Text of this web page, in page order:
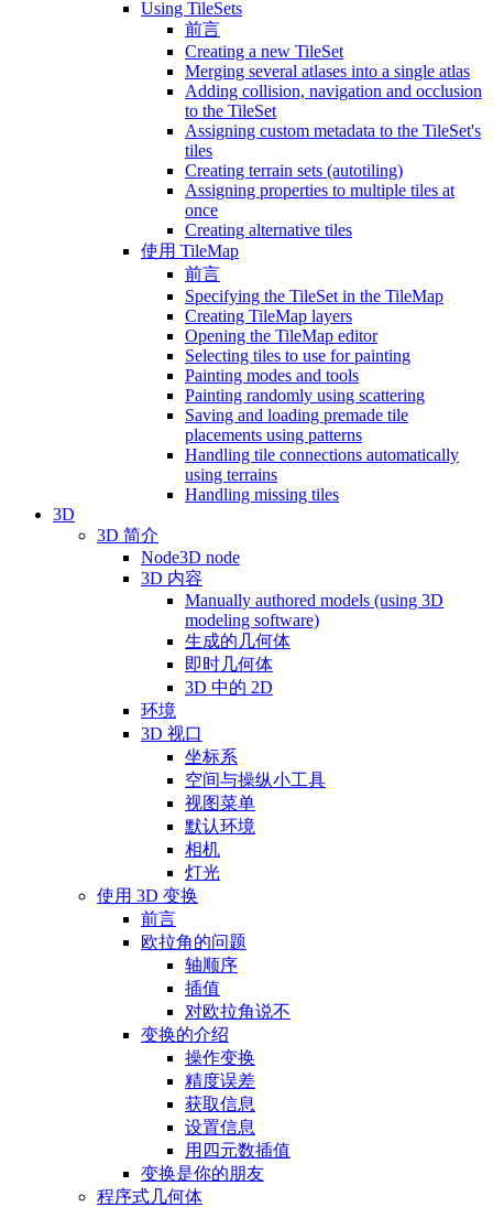
Using TileSets
前言
Creating a new TileSet
Merging several atlases into a single atlas
Adding collision, navigation and occlusion
to the TileSet
Assigning custom metadata to the TileSet's
tiles
Creating terrain sets (autotiling)
Assigning properties to multiple tiles at
once
Creating alternative tiles
使用 TileMap
前言
Specifying the TileSet in the TileMap
Creating TileMap layers
Opening the TileMap editor
Selecting tiles to use for painting
Painting modes and tools
Painting randomly using scattering
Saving and loading premade tile
placements using patterns
Handling tile connections automatically
using terrains
Handling missing tiles
3D
3D 简介
Node3D node
3D 内容
Manually authored models (using 3D
modeling software)
生成的几何体
即时几何体
3D 中的 2D
环境
3D 视口
坐标系
空间与操纵小工具
视图菜单
默认环境
相机
灯光
使用 3D 变换
前言
欧拉角的问题
轴顺序
插值
对欧拉角说不
变换的介绍
操作变换
精度误差
获取信息
设置信息
用四元数插值
变换是你的朋友
程序式几何体